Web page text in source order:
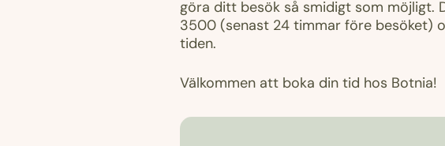
göra ditt besök så smidigt som möjligt.
3500 (senast 24 timmar före besöket)
tiden.
Välkommen att boka din tid hos Botnia!